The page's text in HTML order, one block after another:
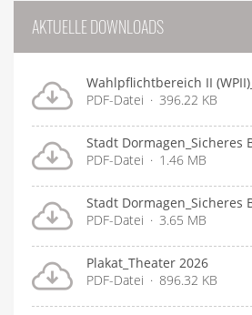
AKTUELLE DOWNLOADS
Wahlpflichtbereich II
PDF-Datei
396.22 KB
Stadt Dormagen_Sicheres
PDF-Datei
1.46 MB
Stadt Dormagen_Sicheres
PDF-Datei
3.65 MB
Plakat_Theater 2026
PDF-Datei
896.32 KB